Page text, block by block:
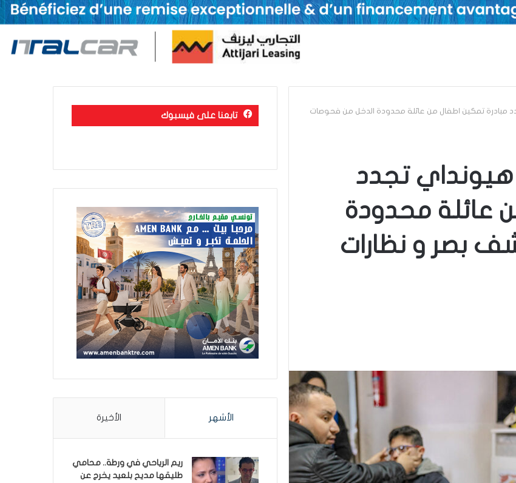
مبادرة تمكين اطفال من عائلة محدودة الدخل من فحوصات
هيونداي تجدد
عائلة محدودة
بصر و نظارات
تابعنا على فيسبوك
الأشهر الأخيرة
ريم الرياحي في ورطة.. محامي
طليقها مديح بلعيد يخرج عن